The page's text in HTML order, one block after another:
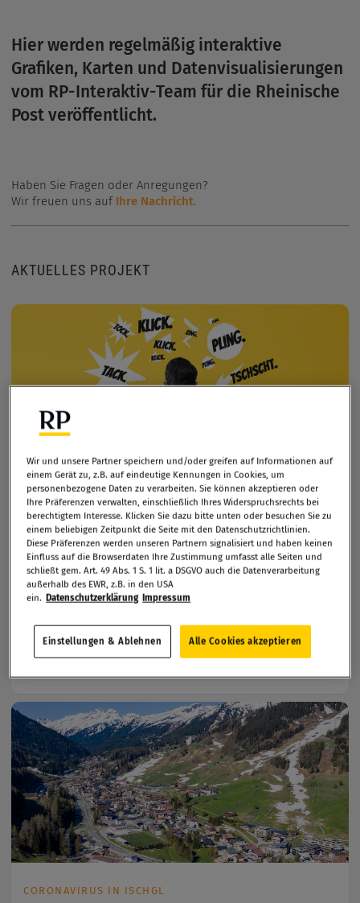
Hier werden regelmäßig interaktive
Grafiken, Karten und Datenvisualisierungen
vom RP-Interaktiv-Team für die Rheinische
Post veröffentlicht.
Haben Sie Fragen oder Anregungen?
Wir freuen uns auf Ihre Nachricht.
AKTUELLES PROJEKT
SIGNALTÖNE VON APPS
Der Sound des Homeoffice
eigenen Signalton. Das kann ganz schön stressig sein.
Muss es aber nicht.
CORONAVIRUS IN ISCHGL
Wir und unsere Partner speichern und/oder greifen auf Informationen auf
einem Gerät zu, z.B. auf eindeutige Kennungen in Cookies, um
personenbezogene Daten zu verarbeiten. Sie können akzeptieren oder
Ihre Präferenzen verwalten, einschließlich Ihres Widerspruchsrechts bei
berechtigtem Interesse. Klicken Sie dazu bitte unten oder besuchen Sie zu
einem beliebigen Zeitpunkt die Seite mit den Datenschutzrichtlinien.
Diese Präferenzen werden unseren Partnern signalisiert und haben keinen
Einfluss auf die Browserdaten Ihre Zustimmung umfasst alle Seiten und
schließt gem. Art. 49 Abs. 1 S. 1 lit. a DSGVO auch die Datenverarbeitung
außerhalb des EWR, z.B. in den USA
ein. Datenschutzerklärung Impressum
Einstellungen & Ablehnen Alle Cookies akzeptieren